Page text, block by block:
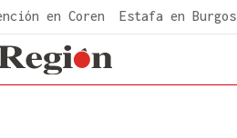
en Coren Estafa en Burgos